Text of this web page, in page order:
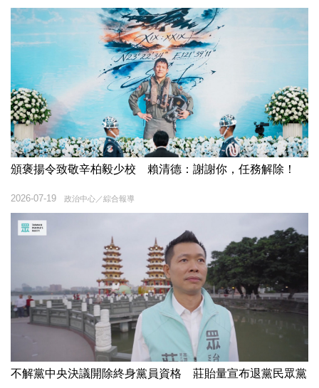
頒褒揚令致敬辛柏毅少校 賴清德：謝謝你，任務解除！
政治中心／綜合報導
2026-07-19
不解黨中央決議開除終身黨員資格 莊貽量宣布退黨民眾黨